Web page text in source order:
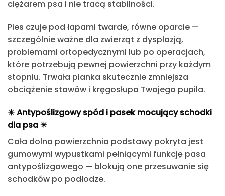
ciężarem psa i nie tracą stabilności.
Pies czuje pod łapami twarde, równe oparcie —
szczególnie ważne dla zwierząt z dysplazją,
problemami ortopedycznymi lub po operacjach,
które potrzebują pewnej powierzchni przy każdym
stopniu. Trwała pianka skutecznie zmniejsza
obciążenie stawów i kręgosłupa Twojego pupila.
✴️Antypoślizgowy spód i pasek mocujący schodki
dla psa✴️
Cała dolna powierzchnia podstawy pokryta jest
gumowymi wypustkami pełniącymi funkcję pasa
antypoślizgowego — blokują one przesuwanie się
schodków po podłodze.